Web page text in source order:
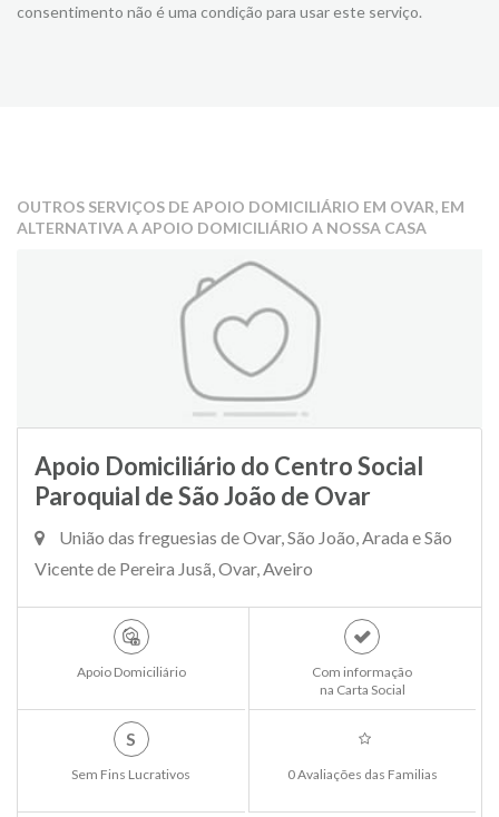
consentimento não é uma condição para usar este serviço.
OUTROS SERVIÇOS DE APOIO DOMICILIÁRIO EM OVAR, EM
ALTERNATIVA A APOIO DOMICILIÁRIO A NOSSA CASA
Apoio Domiciliário do Centro Social
Paroquial de São João de Ovar
União das freguesias de Ovar, São João, Arada e São
Vicente de Pereira Jusã, Ovar, Aveiro
Apoio Domiciliário
Com informação
na Carta Social
S
Sem Fins Lucrativos 0 Avaliações das Familias